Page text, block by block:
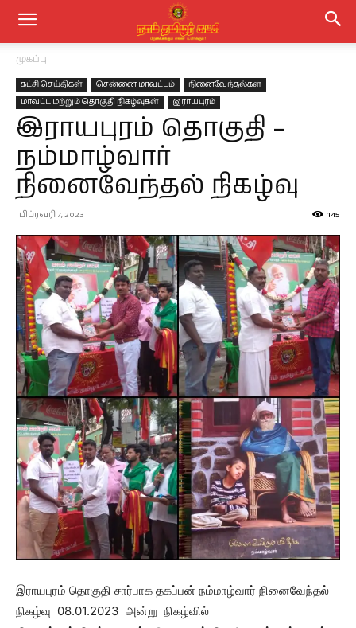
முகப்பு
கட்சி செய்திகள் சென்னை மாவட்டம்
நினைவேந்தல்கள்
மாவட்ட மற்றும் தொகுதி நிகழ்வுகள்
இராயபுரம்
இராயபுரம் தொகுதி –
நம்மாழ்வார்
நினைவேந்தல் நிகழ்வு
பிப்ரவரி 7, 2023 145
இராயபுரம் தொகுதி சார்பாக தகப்பன் நம்மாழ்வார் நினைவேந்தல்
நிகழ்வு 08.01.2023 அன்று நிகழ்வில்